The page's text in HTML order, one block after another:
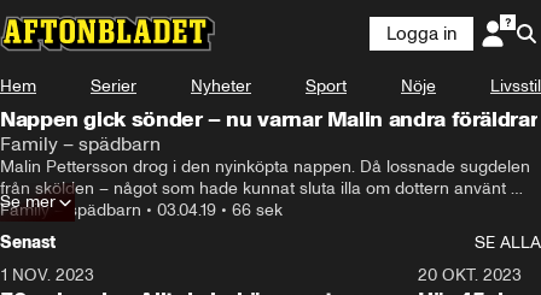
Logga in
Hem Serier Nyheter Sport Nöje Livsstil
Nappen gick sönder – nu varnar Malin andra föräldrar
Family – spädbarn
Malin Pettersson drog i den nyinköpta nappen. Då lossnade sugdelen
från skölden – något som hade kunnat sluta illa om dottern använt
den. Nu varnar hon andra så att deras barn inte får i sig någon
nappdel.
Family – spädbarn • 03.04.19 • 66 sek
Se mer
Senast
SE ALLA
1 NOV. 2023 20 OKT. 2023